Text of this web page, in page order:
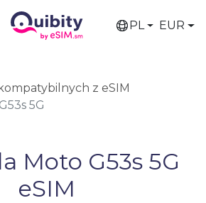
PL EUR
z eSIM
5G
Moto G53s 5G
eSIM